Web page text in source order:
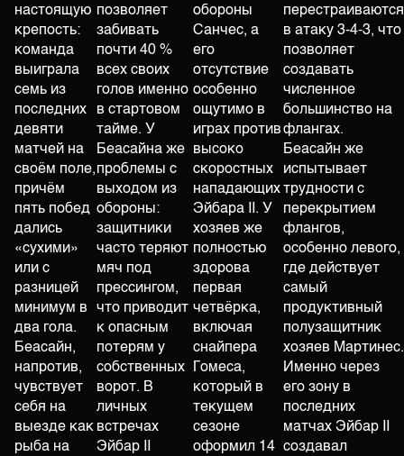
настоящую
крепость:
команда
выиграла
семь из
последних
девяти
матчей на
своём поле,
причём
пять побед
дались
«сухими»
или с
разницей
минимум в
два гола.
Беасайн,
напротив,
чувствует
себя на
выезде как
рыба на
позволяет
забивать
почти 40 %
всех своих
голов именно
в стартовом
тайме. У
Беасайна же
проблемы с
выходом из
обороны:
защитники
часто теряют
мяч под
прессингом,
что приводит
к опасным
потерям у
собственных
ворот. В
личных
встречах
Эйбар II
обороны
Санчес, а
его
отсутствие
особенно
ощутимо в
играх против
высоко
скоростных
нападающих
Эйбара II. У
хозяев же
полностью
здорова
первая
четвёрка,
включая
снайпера
Гомеса,
который в
текущем
сезоне
оформил 14
перестраиваются
в атаку 3-4-3, что
позволяет
создавать
численное
большинство на
флангах.
Беасайн же
испытывает
трудности с
перекрытием
флангов,
особенно левого,
где действует
самый
продуктивный
полузащитник
хозяев Мартинес.
Именно через
его зону в
последних
матчах Эйбар II
создавал